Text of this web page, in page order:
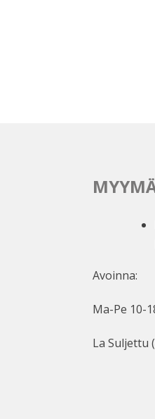
Avoinna:
Ma-Pe 10-
La Suljettu